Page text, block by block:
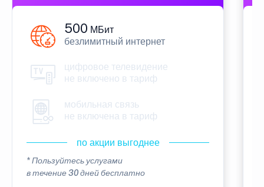
500 МБит
безлимитный интернет
цифровое телевидение
не включено в тариф
мобильная связь
не включена в тариф
по акции выгоднее
* Пользуйтесь услугами
в течение 30 дней бесплатно